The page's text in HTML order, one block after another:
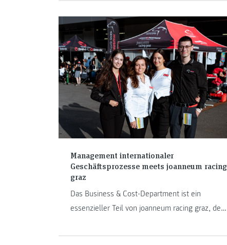
Sponsoring. Deshalb stellen wir euch die Köpfe
hinter diesen Departments, Wolfgang Schneider
und Stefan Geyer, näher vor.
Management internationaler
Geschäftsprozesse meets joanneum racing
graz
Das Business & Cost-Department ist ein
essenzieller Teil von joanneum racing graz, dem